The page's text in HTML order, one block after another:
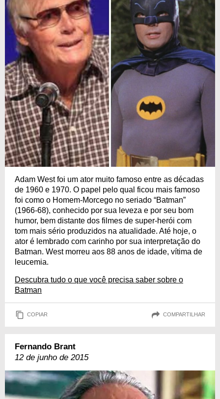
Adam West foi um ator muito famoso entre as décadas
de 1960 e 1970. O papel pelo qual ficou mais famoso
foi como o Homem-Morcego no seriado “Batman”
(1966-68), conhecido por sua leveza e por seu bom
humor, bem distante dos filmes de super-herói com
tom mais sério produzidos na atualidade. Até hoje, o
ator é lembrado com carinho por sua interpretação do
Batman. West morreu aos 88 anos de idade, vítima de
leucemia.
Descubra tudo o que você precisa saber sobre o
Batman
COPIAR COMPARTILHAR
Fernando Brant
12 de junho de 2015